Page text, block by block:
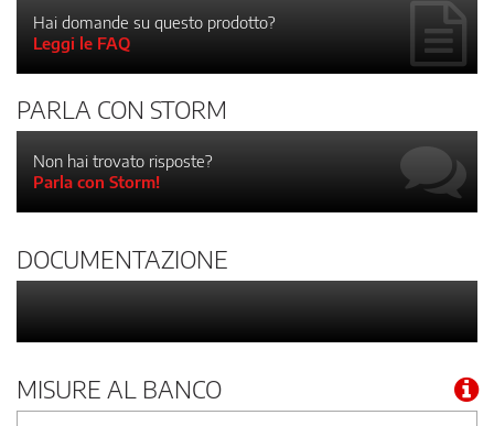
Hai domande su questo prodotto?
Leggi le FAQ
PARLA CON STORM
Non hai trovato risposte?
Parla con Storm!
DOCUMENTAZIONE
MISURE AL BANCO